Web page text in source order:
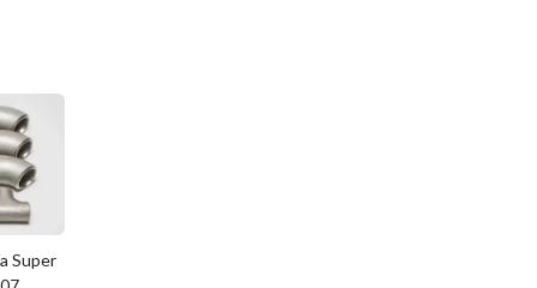
Super